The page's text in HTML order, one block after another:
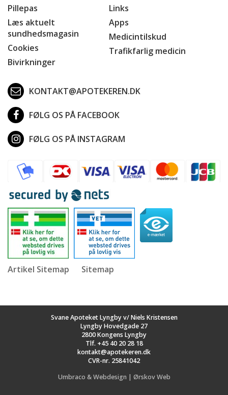
Pillepas
Læs aktuelt
sundhedsmagasin
Cookies
Bivirkninger
Links
Apps
Medicintilskud
Trafikfarlig medicin
KONTAKT@APOTEKEREN.DK
FØLG OS PÅ FACEBOOK
FØLG OS PÅ INSTAGRAM
Artikel Sitemap Sitemap
Svane Apoteket Lyngby v/ Niels Kristensen
Lyngby Hovedgade 27
2800 Kongens Lyngby
Tlf. +45 40 20 28 18
kontakt@apotekeren.dk
CVR-nr. 25841042
Umbraco & Webdesign | Ørskov Web